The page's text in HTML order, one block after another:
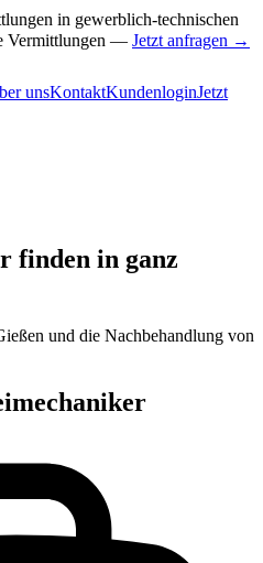
in gewerblich-technischen
Vermittlungen — Jetzt anfragen →
unsKontaktKundenloginJetzt
finden in ganz
und die Nachbehandlung von